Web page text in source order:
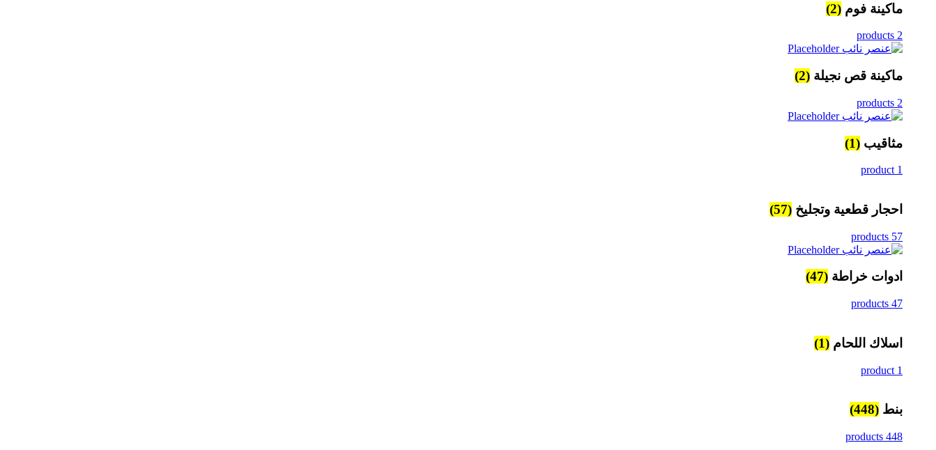
ماكينة فوم (2)
2 products
ماكينة قص نجيلة (2)
2 products
مثاقيب (1)
1 product
احجار قطعية وتجليخ (57)
57 products
ادوات خراطة (47)
47 products
اسلاك اللحام (1)
1 product
بنط (448)
448 products